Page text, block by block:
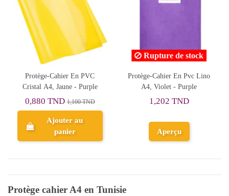
Protège-Cahier En PVC
Cristal A4, Jaune - Purple
0,880 TND1,100 TND
Ajouter au
panier
Rupture de stock
Protège-Cahier En Pvc Lino
A4, Violet - Purple
1,202 TND
Aperçu
Protège cahier A4 en Tunisie